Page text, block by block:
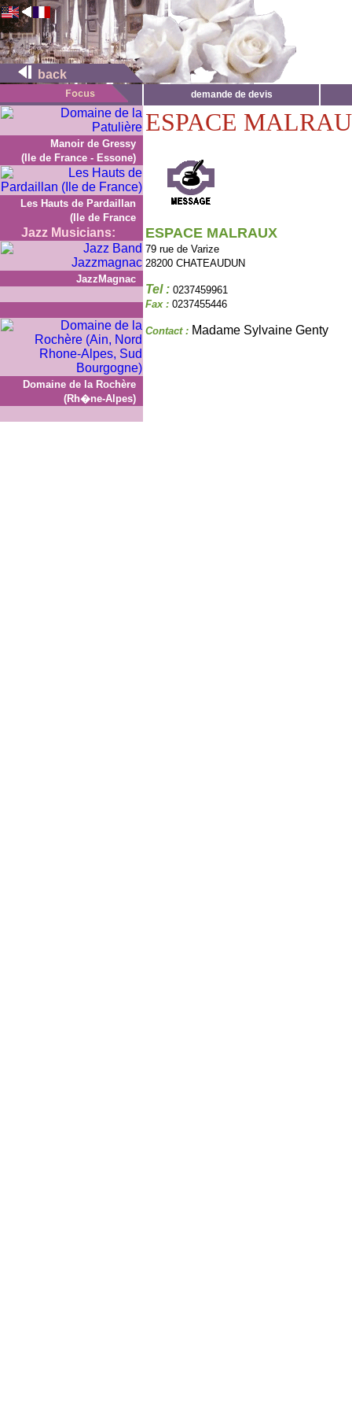
back
demande de devis
Manoir de Gressy
(Ile de France - Essone)
Les Hauts de Pardaillan
(Ile de France
Jazz Musicians:
JazzMagnac
Domaine de la Rochère
(Rh�ne-Alpes)
ESPACE
ESPACE MALRAUX
79 rue de Varize
28200 CHATEAUDUN
Tel : 0237459961
Fax : 0237455446
Contact : Madame Sylvaine Genty